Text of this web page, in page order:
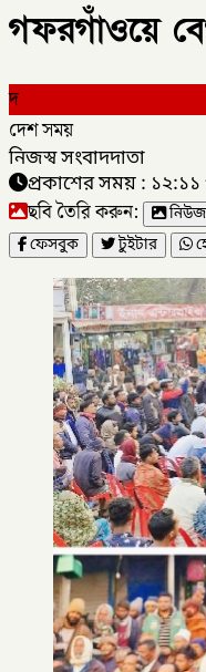
গফরগাঁওয়ে
দ
দেশ সময়
নিজস্ব সংবাদদাতা
প্রকাশের সময় : ১২:১১
ছবি তৈরি করুন: নিউজ
ফেসবুক
টুইটার